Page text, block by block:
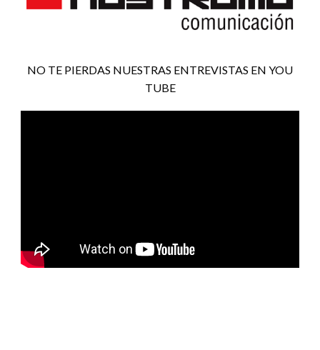
NO TE PIERDAS NUESTRAS ENTREVISTAS EN YOU
TUBE